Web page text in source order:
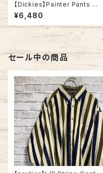
【Dickies】Painter Pants W3
6×L32 ディッキーズ ペインター
パンツ ワークパンツ ベージュ
アースカラー ダック地 ゆるだぼ
ビッグシルエット オーバーサイズ
¥6,480
セール中の商品